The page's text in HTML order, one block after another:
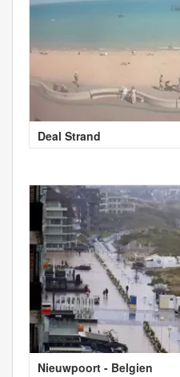
Deal Strand
Nieuwpoort - Belgien